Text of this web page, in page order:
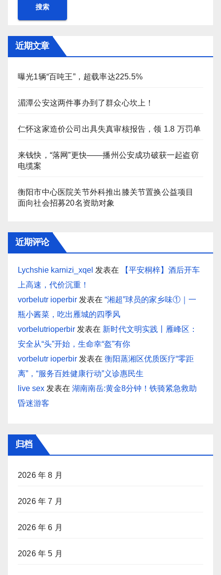
搜索
近期文章
曝光1辆“百吨王”，超载率达225.5%
湄潭公安这两件事办到了群众心坎上！
仁怀这家造价公司出具失真审核报告，领 1.8 万罚单
来钱快，“落网”更快——播州公安成功破获一起盗窃
电缆案
衡阳市中心医院关节外科推出膝关节置换公益项目
面向社会招募20名资助对象
近期评论
Lychshie karnizi_xqel 发表在
【平安桐梓】酒后开车
上高速，代价沉重！
vorbelutr ioperbir 发表在 “湘超”球员的家乡味①｜一
瓶小酱菜，吃出雁城的四季风
vorbelutrioperbir 发表在 新时代文明实践丨雁峰区：
安全从“头”开始，生命幸“盔”有你
vorbelutr ioperbir 发表在 衡阳蒸湘区优质医疗“零距
离”，“服务百姓健康行动”义诊惠民生
live sex 发表在 湖南南岳:黄金8分钟！铁骑紧急救助
昏迷游客
归档
2026 年 8 月
2026 年 7 月
2026 年 6 月
2026 年 5 月